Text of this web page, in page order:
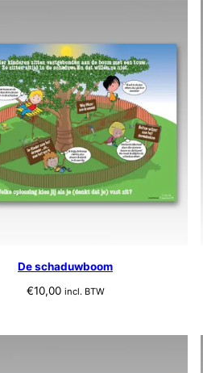
De schaduwboom
€10,00 incl. BTW